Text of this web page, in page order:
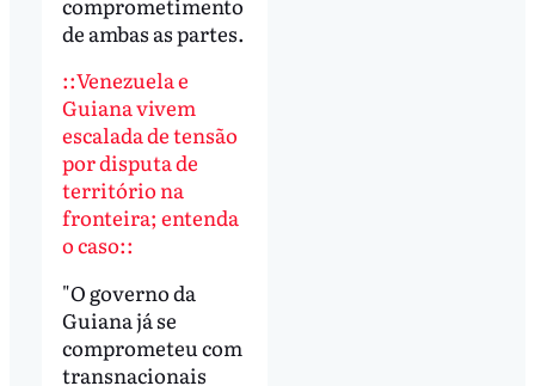
de ambas as partes.
::Venezuela e
Guiana vivem
escalada de tensão
por disputa de
território na
fronteira; entenda
o caso::
"O governo da
Guiana já se
comprometeu com
transnacionais